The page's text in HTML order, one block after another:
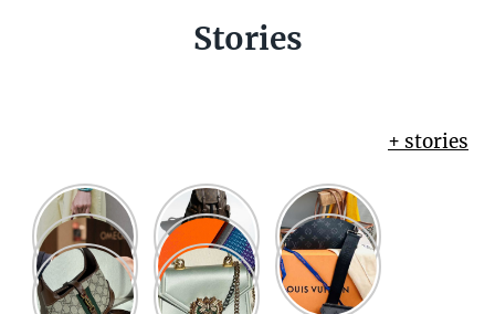
Stories
+ stories